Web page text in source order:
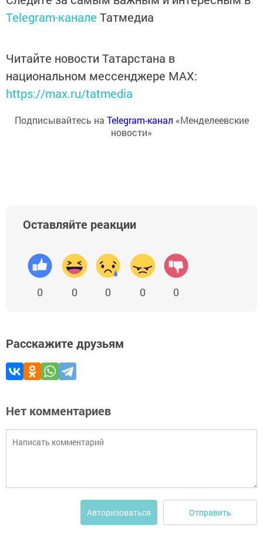
Telegram-канале Татмедиа
Читайте новости Татарстана в
национальном мессенджере MАХ:
https://max.ru/tatmedia
Подписывайтесь на Telegram-канал «Менделеевские
новости»
Оставляйте реакции
0 0 0 0 0
Расскажите друзьям
Нет комментариев
Авторизоваться Отправить